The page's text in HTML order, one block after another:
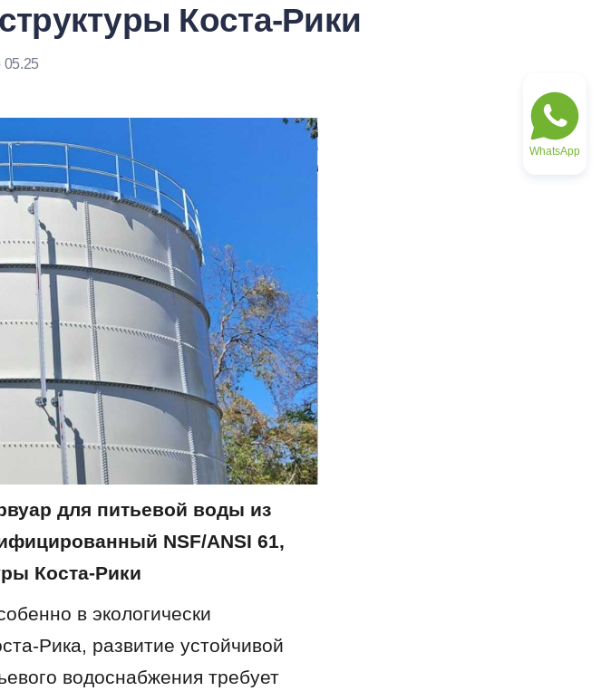
Коста-Рики
05.25
для питьевой воды из
NSF/ANSI 61,
Коста-Рики
в экологически
Рика, развитие устойчивой
водоснабжения требует
WhatsApp